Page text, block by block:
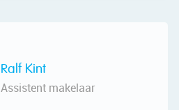
Ralf Kint
Assistent makelaar